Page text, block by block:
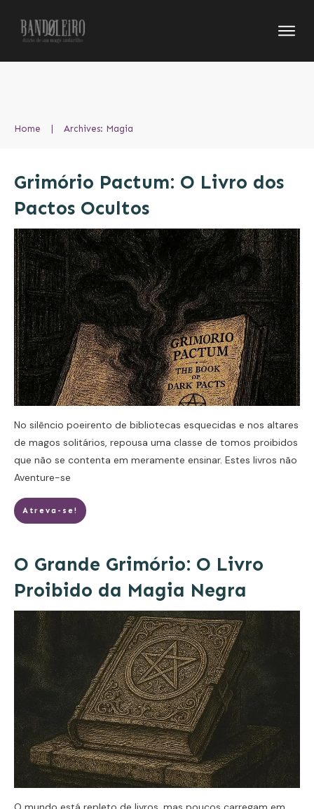
Home | Archives: Magia
Grimório Pactum: O Livro dos
Pactos Ocultos
No silêncio poeirento de bibliotecas esquecidas e nos altares
de magos solitários, repousa uma classe de tomos proibidos
que não se contenta em meramente ensinar. Estes livros não
Aventure-se
Atreva-se!
O Grande Grimório: O Livro
Proibido da Magia Negra